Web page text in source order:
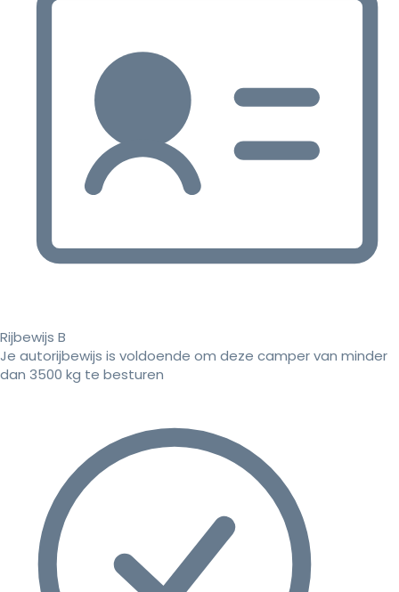
Rijbewijs B
Je autorijbewijs is voldoende om deze camper van minder
dan 3500 kg te besturen